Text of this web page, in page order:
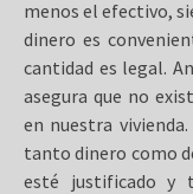
menos el efectivo,
dinero es
cantidad es legal.
asegura que no
en nuestra
tanto dinero como
esté justificado y